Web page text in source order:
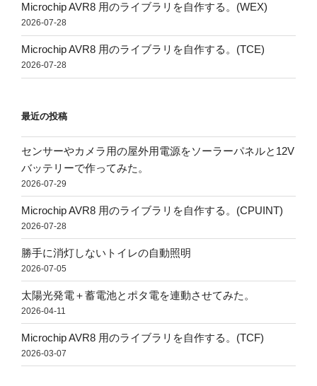
Microchip AVR8 用のライブラリを自作する。(WEX)
2026-07-28
Microchip AVR8 用のライブラリを自作する。(TCE)
2026-07-28
最近の投稿
センサーやカメラ用の屋外用電源をソーラーパネルと12V
バッテリーで作ってみた。
2026-07-29
Microchip AVR8 用のライブラリを自作する。(CPUINT)
2026-07-28
勝手に消灯しないトイレの自動照明
2026-07-05
太陽光発電＋蓄電池とポタ電を連動させてみた。
2026-04-11
Microchip AVR8 用のライブラリを自作する。(TCF)
2026-03-07